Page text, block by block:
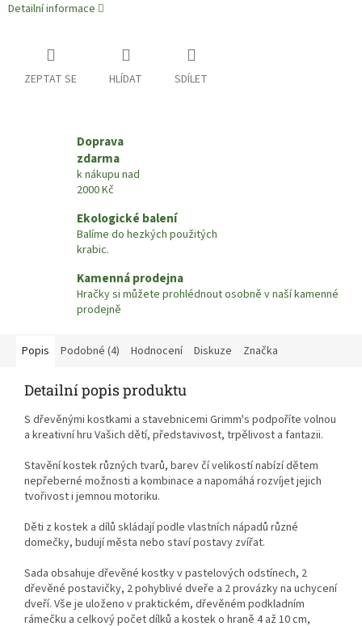
Detailní informace
ZEPTAT SE HLÍDAT SDÍLET
Doprava
zdarma
k nákupu nad
2000 Kč
Ekologické balení
Balíme do hezkých použitých
krabic.
Kamenná prodejna
Hračky si můžete prohlédnout osobně v naší kamenné
prodejně
Popis Podobné (4) Hodnocení Diskuze Značka
Detailní popis produktu
S dřevěnými kostkami a stavebnicemi Grimm's podpoříte volnou
a kreativní hru Vašich dětí, představivost, trpělivost a fantazii.
Stavění kostek různých tvarů, barev čí velikostí nabízí dětem
nepřeberné možnosti a kombinace a napomáhá rozvíjet jejich
tvořivost i jemnou motoriku.
Děti z kostek a dílů skládají podle vlastních nápadů různé
domečky, budují města nebo staví postavy zvířat.
Sada obsahuje dřevěné kostky v pastelových odstínech, 2
dřevěné postavičky, 2 pohyblivé dveře a 2 provázky na uchycení
dveří. Vše je uloženo v praktickém, dřevěném podkladním
rámečku a celkový počet dílků a kostek o hraně 4 až 10 cm,